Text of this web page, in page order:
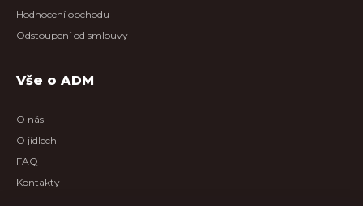
Hodnocení obchodu
Odstoupení od smlouvy
Vše o ADM
O nás
O jídlech
FAQ
Kontakty